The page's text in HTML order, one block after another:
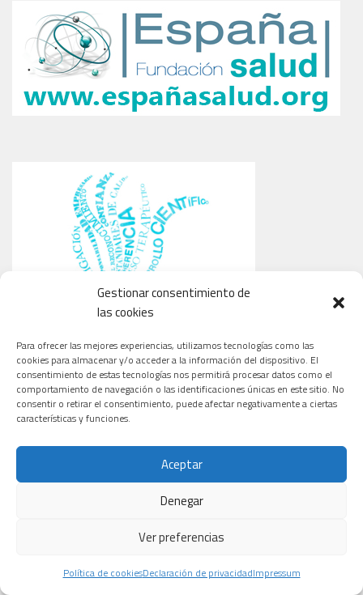
Gestionar consentimiento de
las cookies
Para ofrecer las mejores experiencias, utilizamos tecnologías como las
cookies para almacenar y/o acceder a la información del dispositivo. El
consentimiento de estas tecnologías nos permitirá procesar datos como el
comportamiento de navegación o las identificaciones únicas en este sitio. No
consentir o retirar el consentimiento, puede afectar negativamente a ciertas
características y funciones.
Aceptar
Denegar
Ver preferencias
Política de cookiesDeclaración de privacidadImpressum
ONCOLOGÍA